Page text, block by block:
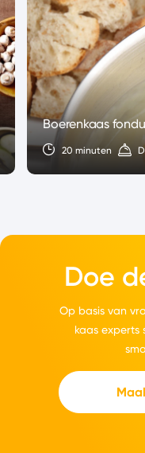
Boerenkaas
20 minuten
Doe
Op basis van
kaas experts